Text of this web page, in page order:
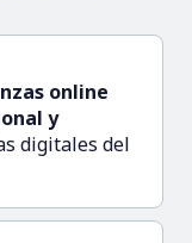
online
y
digitales del